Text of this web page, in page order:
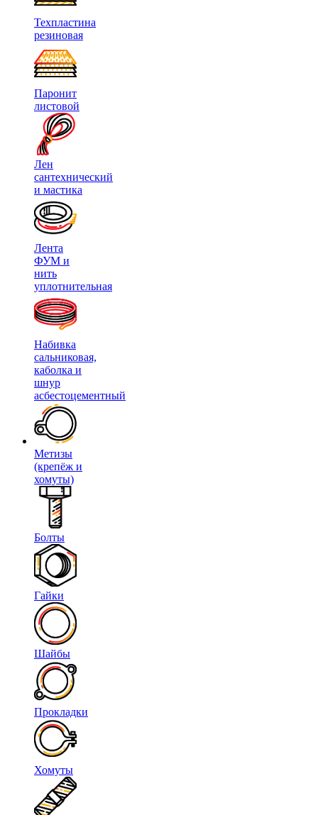
Техпластина
резиновая
Паронит
листовой
Лен
сантехнический
и мастика
Лента
ФУМ и
нить
уплотнительная
Набивка
сальниковая,
каболка и
шнур
асбестоцементный
Метизы
(крепёж и
хомуты)
Болты
Гайки
Шайбы
Прокладки
Хомуты